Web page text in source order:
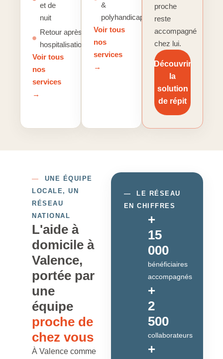
et de
nuit
Retour après
hospitalisation
Voir tous
nos
services
→
&
polyhandicap
Voir tous
nos
services
→
proche
reste
accompagné
chez lui.
Découvrir
la
solution
de répit
— UNE ÉQUIPE
LOCALE, UN
RÉSEAU
NATIONAL
L'aide à
domicile à
Valence,
portée par
une
équipe
proche de
chez vous
À Valence comme
— LE RÉSEAU
EN CHIFFRES
+
15
000
bénéficiaires
accompagnés
+
2
500
collaborateurs
+